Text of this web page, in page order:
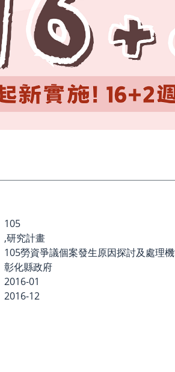
105
,研究計畫
105勞資爭議個案發生原因探討及處理
彰化縣政府
2016-01
2016-12